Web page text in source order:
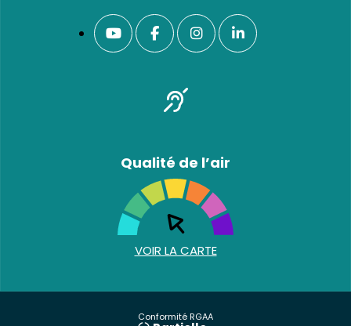
Qualité de l’air
VOIR LA CARTE
Conformité RGAA